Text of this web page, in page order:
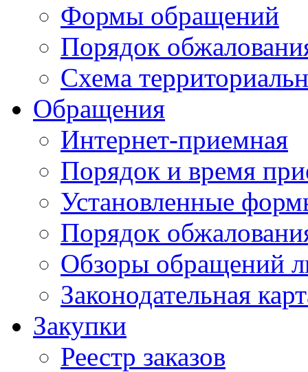
Формы обращений
Порядок
Схема
Обращения
Интернет-приемная
Порядок и время
Установленные
Порядок
Обзоры обращений
Законодательная
Закупки
Реестр заказов